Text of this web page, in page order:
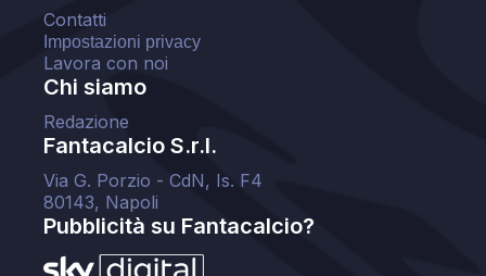
Contatti
Impostazioni privacy
Lavora con noi
Chi siamo
Redazione
Fantacalcio S.r.l.
Via G. Porzio - CdN, Is. F4
80143, Napoli
Pubblicità su Fantacalcio?